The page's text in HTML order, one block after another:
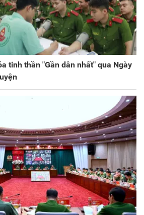
tinh thần "Gần dân nhất" qua Ngày